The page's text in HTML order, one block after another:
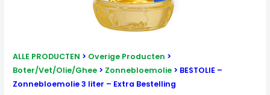
ALLE PRODUCTEN > Overige Producten >
Boter/Vet/Olie/Ghee > Zonnebloemolie > BESTOLIE –
Zonnebloemolie 3 liter – Extra Bestelling